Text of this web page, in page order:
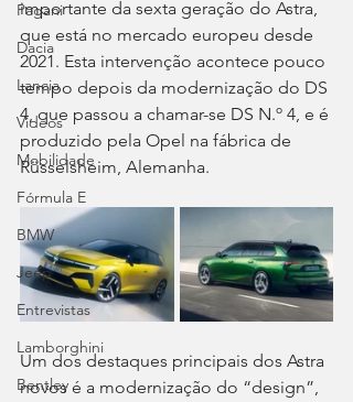
Pagani
Dacia
Lancia
Videos
Mobilidade
Fórmula E
BMW
Jeep
Entrevistas
Lamborghini
Bentley
importante da sexta geração do Astra,
que está no mercado europeu desde
2021. Esta intervenção acontece pouco
tempo depois da modernização do DS
4, que passou a chamar-se DS N.º 4, e é
produzido pela Opel na fábrica de
Rüsselsheim, Alemanha.
Um dos destaques principais dos Astra
novos é a modernização do “design”,